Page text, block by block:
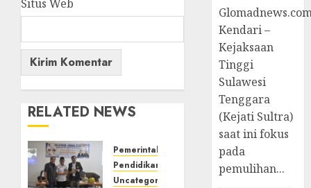
Situs Web
RELATED NEWS
Pemerintahan
Pendidikan
Uncategorized
Kendari –
Kejaksaan
Tinggi
Sulawesi
Tenggara
(Kejati Sultra)
saat ini fokus
pada
pemulihan...